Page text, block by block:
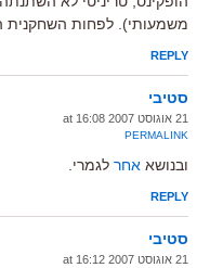
משמעותי). לפחות השחקנית
REPLY
סטיבי
21 אוגוסט 2007 at 16:08
PERMALINK
ובנושא אחר לגמרי.
REPLY
סטיבי
21 אוגוסט 2007 at 16:12